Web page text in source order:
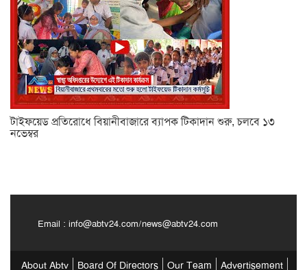
টাইফয়েড প্রতিরোধে বিয়ানীবাজারে ব্যাপক টিকাদান শুরু, চলবে ১৩
নভেম্বর
Email : info@abtv24.com/news@abtv24.com
About Abtv Board Of Directors Our Team Advertisement